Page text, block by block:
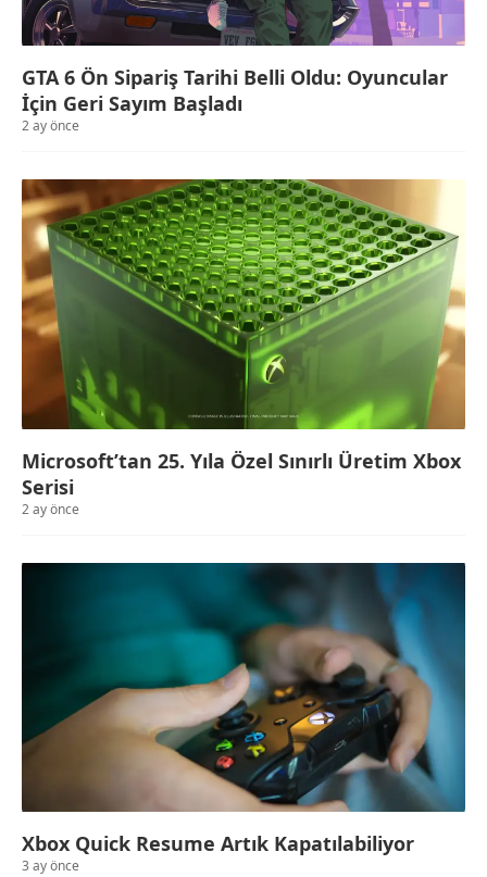
GTA 6 Ön Sipariş Tarihi Belli Oldu: Oyuncular
İçin Geri Sayım Başladı
2 ay önce
Microsoft’tan 25. Yıla Özel Sınırlı Üretim Xbox
Serisi
2 ay önce
Xbox Quick Resume Artık Kapatılabiliyor
3 ay önce